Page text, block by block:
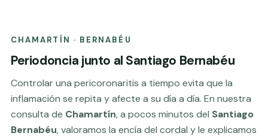
CHAMARTÍN · BERNABÉU
Periodoncia junto al Santiago Bernabéu
Controlar una pericoronaritis a tiempo evita que la
inflamación se repita y afecte a su día a día. En nuestra
consulta de Chamartín, a pocos minutos del Santiago
Bernabéu, valoramos la encía del cordal y le explicamos